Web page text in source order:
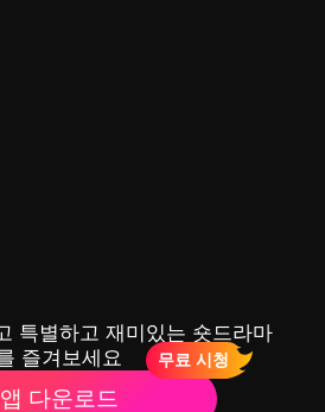
특별하고 재미있는 숏드라마
즐겨보세요
앱 다운로드
무료 시청